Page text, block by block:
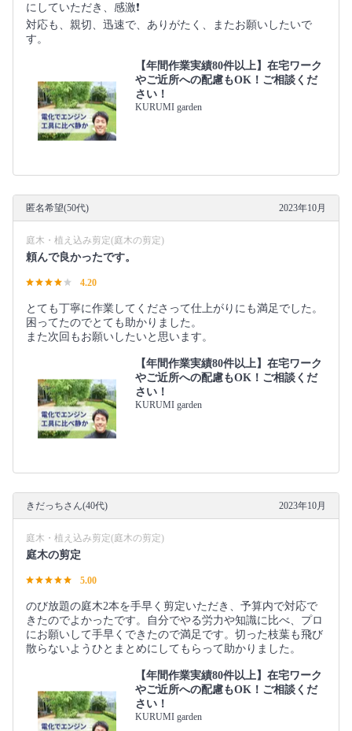
にしていただき、感激❗️
対応も、親切、迅速で、ありがたく、またお願いしたいで
す。
【年間作業実績80件以上】在宅ワーク
やご近所への配慮もOK！ご相談くだ
さい！
KURUMI garden
匿名希望(50代) 2023年10月
庭木・植え込み剪定(庭木の剪定)
頼んで良かったです。
4.20
とても丁寧に作業してくださって仕上がりにも満足でした。
困ってたのでとても助かりました。
また次回もお願いしたいと思います。
【年間作業実績80件以上】在宅ワーク
やご近所への配慮もOK！ご相談くだ
さい！
KURUMI garden
きだっちさん(40代) 2023年10月
庭木・植え込み剪定(庭木の剪定)
庭木の剪定
5.00
のび放題の庭木2本を手早く剪定いただき、予算内で対応で
きたのでよかったです。自分でやる労力や知識に比べ、プロ
にお願いして手早くできたので満足です。切った枝葉も飛び
散らないようひとまとめにしてもらって助かりました。
【年間作業実績80件以上】在宅ワーク
やご近所への配慮もOK！ご相談くだ
さい！
KURUMI garden